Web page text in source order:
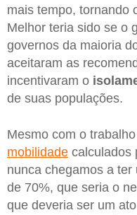
mais tempo, tornando
Melhor teria sido se o
governos da maioria
aceitaram as
incentivaram o
de suas populações.
Mesmo com o
mobilidade calculados
nunca chegamos a
de 70%, que seria o
que deveria ser um